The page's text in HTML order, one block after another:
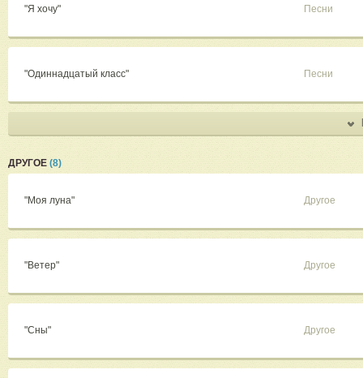
"Я хочу" Песни
"Одиннадцатый класс" Песни
ДРУГОЕ (8)
"Моя луна" Другое
"Ветер" Другое
"Сны" Другое